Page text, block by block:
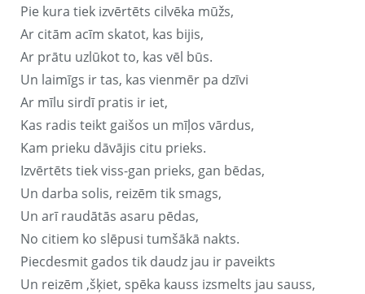
Pie kura tiek izvērtēts cilvēka mūžs,
Ar citām acīm skatot, kas bijis,
Ar prātu uzlūkot to, kas vēl būs.
Un laimīgs ir tas, kas vienmēr pa dzīvi
Ar mīlu sirdī pratis ir iet,
Kas radis teikt gaišos un mīļos vārdus,
Kam prieku dāvājis citu prieks.
Izvērtēts tiek viss-gan prieks, gan bēdas,
Un darba solis, reizēm tik smags,
Un arī raudātās asaru pēdas,
No citiem ko slēpusi tumšākā nakts.
Piecdesmit gados tik daudz jau ir paveikts
Un reizēm ,šķiet, spēka kauss izsmelts jau sauss,